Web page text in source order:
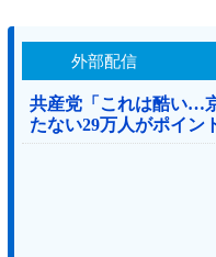
外部配信
共産党「これは酷い…
たない29万人がポイン